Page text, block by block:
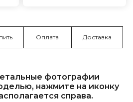
Оплата Доставка
фотографии
нажмите на иконку
справа.